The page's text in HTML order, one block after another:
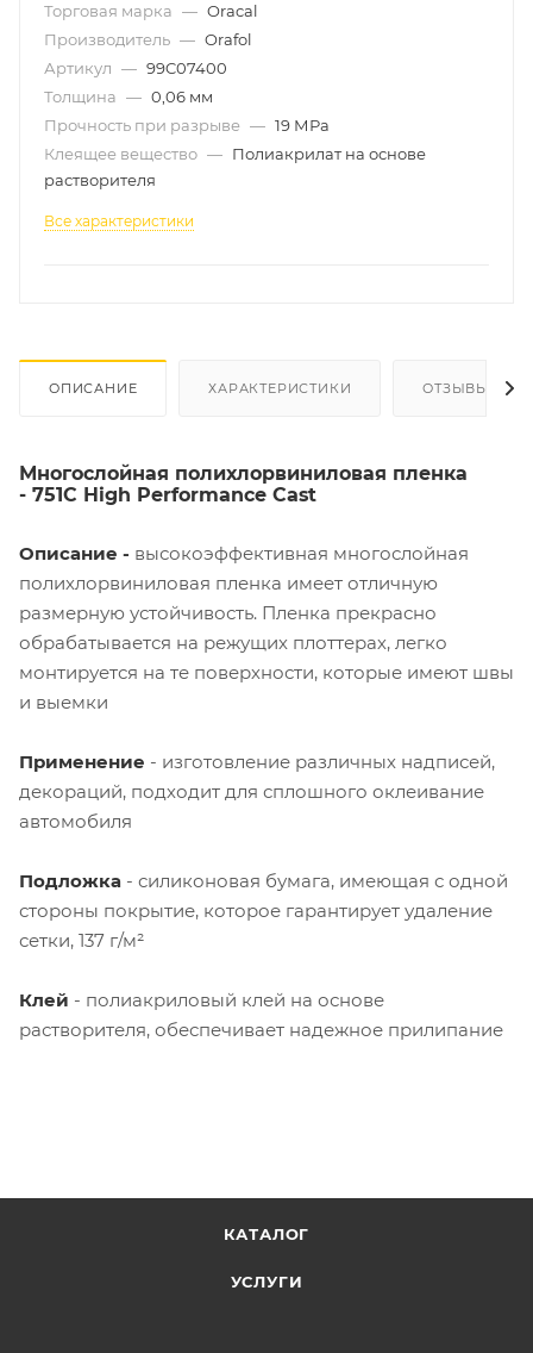
Торговая марка — Oracal
Производитель — Orafol
Артикул — 99C07400
Толщина — 0,06 мм
Прочность при разрыве — 19 МРа
Клеящее вещество — Полиакрилат на основе
растворителя
Все характеристики
ОПИСАНИЕ ХАРАКТЕРИСТИКИ ОТЗЫВЫ
Многослойная полихлорвиниловая пленка
- 751C High Performance Cast
Описание - высокоэффективная многослойная
полихлорвиниловая пленка имеет отличную
размерную устойчивость. Пленка прекрасно
обрабатывается на режущих плоттерах, легко
монтируется на те поверхности, которые имеют швы
и выемки
Применение - изготовление различных надписей,
декораций, подходит для сплошного оклеивание
автомобиля
Подложка - силиконовая бумага, имеющая с одной
стороны покрытие, которое гарантирует удаление
сетки, 137 г/м²
Клей - полиакриловый клей на основе
растворителя, обеспечивает надежное прилипание
КАТАЛОГ
УСЛУГИ